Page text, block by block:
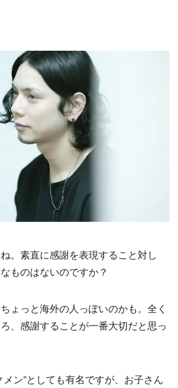
。素直に感謝を表現すること対し
ものはないのですか？
ょっと海外の人っぽいのかも。全く
、感謝することが一番大切だと思っ
ン”としても有名ですが、お子さん